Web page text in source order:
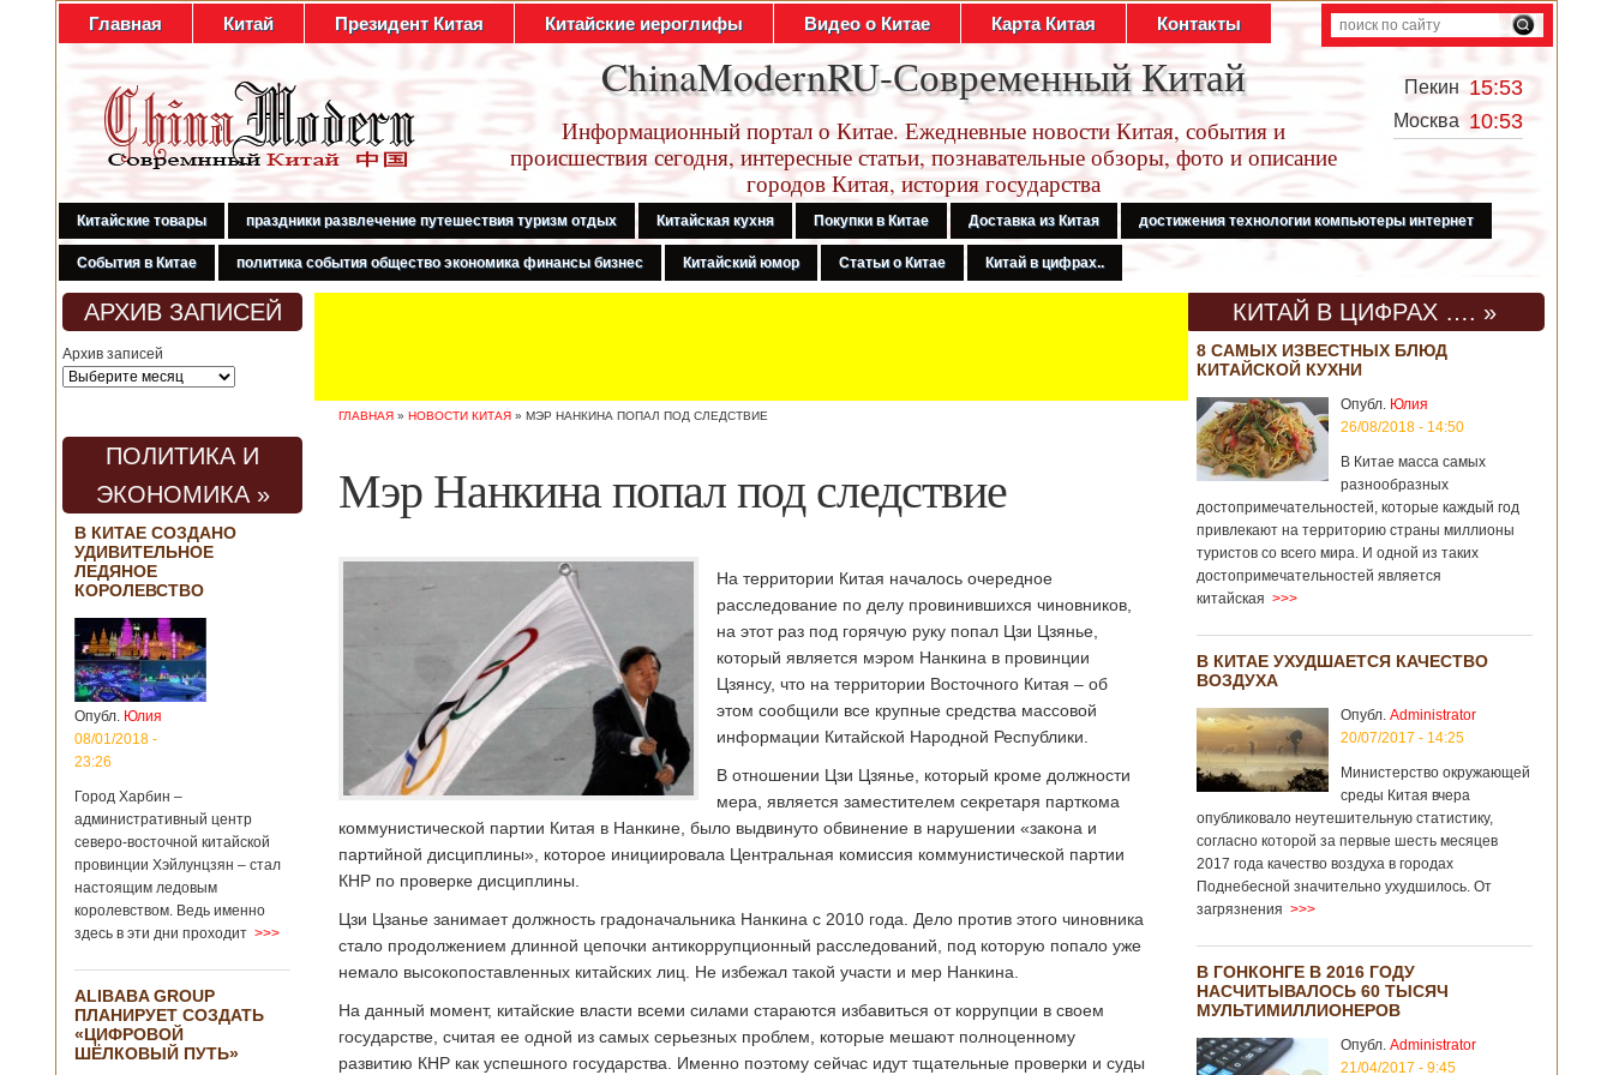
Главная Китай Президент Китая Китайские иероглифы Видео о Китае Карта Китая Контакты
ChinaModernRU-Современный Китай
Информационный портал о Китае. Ежедневные новости Китая, события и
происшествия сегодня, интересные статьи, познавательные обзоры, фото и описание
городов Китая, история государства
Пекин 15:53
Москва 10:53
Китайские товары праздники развлечение путешествия туризм отдых Китайская кухня Покупки в Китае Доставка из Китая достижения технологии компьютеры интернет
События в Китае политика события общество экономика финансы бизнес Китайский юмор Статьи о Китае Китай в цифрах..
АРХИВ ЗАПИСЕЙ
Архив записей
ПОЛИТИКА И
ЭКОНОМИКА »
В КИТАЕ СОЗДАНО
УДИВИТЕЛЬНОЕ
ЛЕДЯНОЕ
КОРОЛЕВСТВО
Опубл. Юлия
08/01/2018 -
23:26
Город Харбин –
административный центр
северо-восточной китайской
провинции Хэйлунцзян – стал
настоящим ледовым
королевством. Ведь именно
здесь в эти дни проходит >>>
ALIBABA GROUP
ПЛАНИРУЕТ СОЗДАТЬ
«ЦИФРОВОЙ
ШЁЛКОВЫЙ ПУТЬ»
ГЛАВНАЯ » НОВОСТИ КИТАЯ » МЭР НАНКИНА ПОПАЛ ПОД СЛЕДСТВИЕ
Мэр Нанкина попал под следствие
На территории Китая началось очередное
расследование по делу провинившихся чиновников,
на этот раз под горячую руку попал Цзи Цзянье,
который является мэром Нанкина в провинции
Цзянсу, что на территории Восточного Китая – об
этом сообщили все крупные средства массовой
информации Китайской Народной Республики.
В отношении Цзи Цзянье, который кроме должности
мера, является заместителем секретаря парткома
коммунистической партии Китая в Нанкине, было выдвинуто обвинение в нарушении «закона и
партийной дисциплины», которое инициировала Центральная комиссия коммунистической партии
КНР по проверке дисциплины.
Цзи Цзанье занимает должность градоначальника Нанкина с 2010 года. Дело против этого чиновника
стало продолжением длинной цепочки антикоррупционный расследований, под которую попало уже
немало высокопоставленных китайских лиц. Не избежал такой участи и мер Нанкина.
На данный момент, китайские власти всеми силами стараются избавиться от коррупции в своем
государстве, считая ее одной из самых серьезных проблем, которые мешают полноценному
развитию КНР как успешного государства. Именно поэтому сейчас идут тщательные проверки и суды
КИТАЙ В ЦИФРАХ …. »
8 САМЫХ ИЗВЕСТНЫХ БЛЮД
КИТАЙСКОЙ КУХНИ
Опубл. Юлия
26/08/2018 - 14:50
В Китае масса самых
разнообразных
достопримечательностей, которые каждый год
привлекают на территорию страны миллионы
туристов со всего мира. И одной из таких
достопримечательностей является
китайская >>>
В КИТАЕ УХУДШАЕТСЯ КАЧЕСТВО
ВОЗДУХА
Опубл. Administrator
20/07/2017 - 14:25
Министерство окружающей
среды Китая вчера
опубликовало неутешительную статистику,
согласно которой за первые шесть месяцев
2017 года качество воздуха в городах
Поднебесной значительно ухудшилось. От
загрязнения >>>
В ГОНКОНГЕ В 2016 ГОДУ
НАСЧИТЫВАЛОСЬ 60 ТЫСЯЧ
МУЛЬТИМИЛЛИОНЕРОВ
Опубл. Administrator
21/04/2017 - 9:45